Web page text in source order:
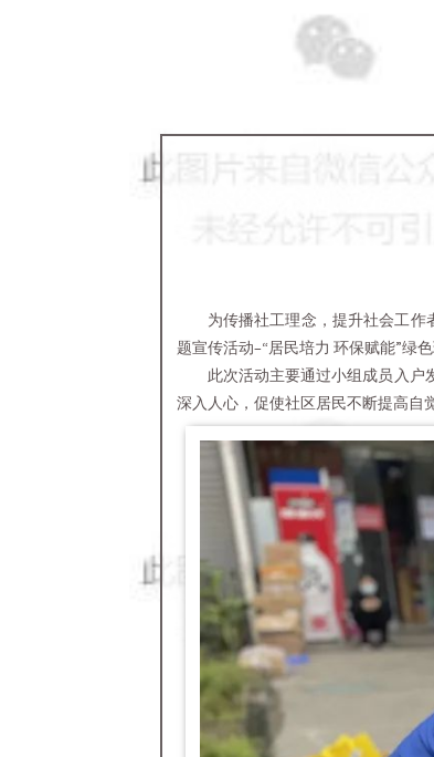
为传播社工理念，提升社会工作
题宣传活动–“居民培力 环保赋能”绿
此次活动主要通过小组成员入户
深入人心，促使社区居民不断提高自